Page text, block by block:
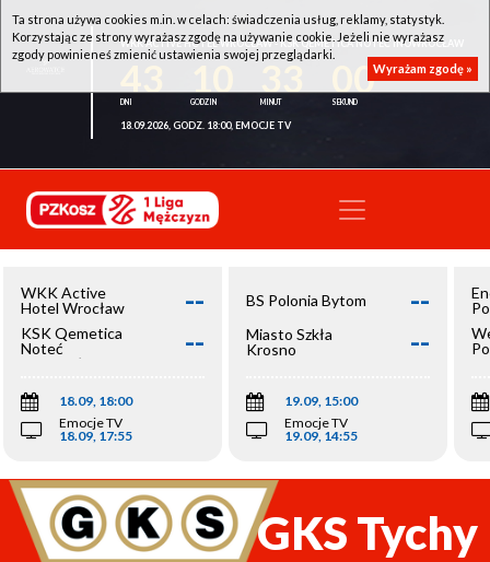
WKK ACTIVE HOTEL WROCŁAW - KSK QEMETICA NOTEĆ INOWROCŁAW
00
18.09.2026, GODZ. 18:00, EMOCJE TV
WKK Active
Hotel Wrocław
--
KSK Qemetica
Noteć
Inowrocław
--
18.09, 18:00
Emocje TV
18.09, 17:55
BS Polonia Bytom --
Miasto Szkła
Krosno
--
19.09, 15:00
Emocje TV
19.09, 14:55
GKS Tychy
Ta strona używa cookies m.in. w celach: świadczenia usług, reklamy, statystyk.
Korzystając ze strony wyrażasz zgodę na używanie cookie. Jeżeli nie wyrażasz
zgody powinieneś zmienić ustawienia swojej przeglądarki.
Wyrażam zgodę »